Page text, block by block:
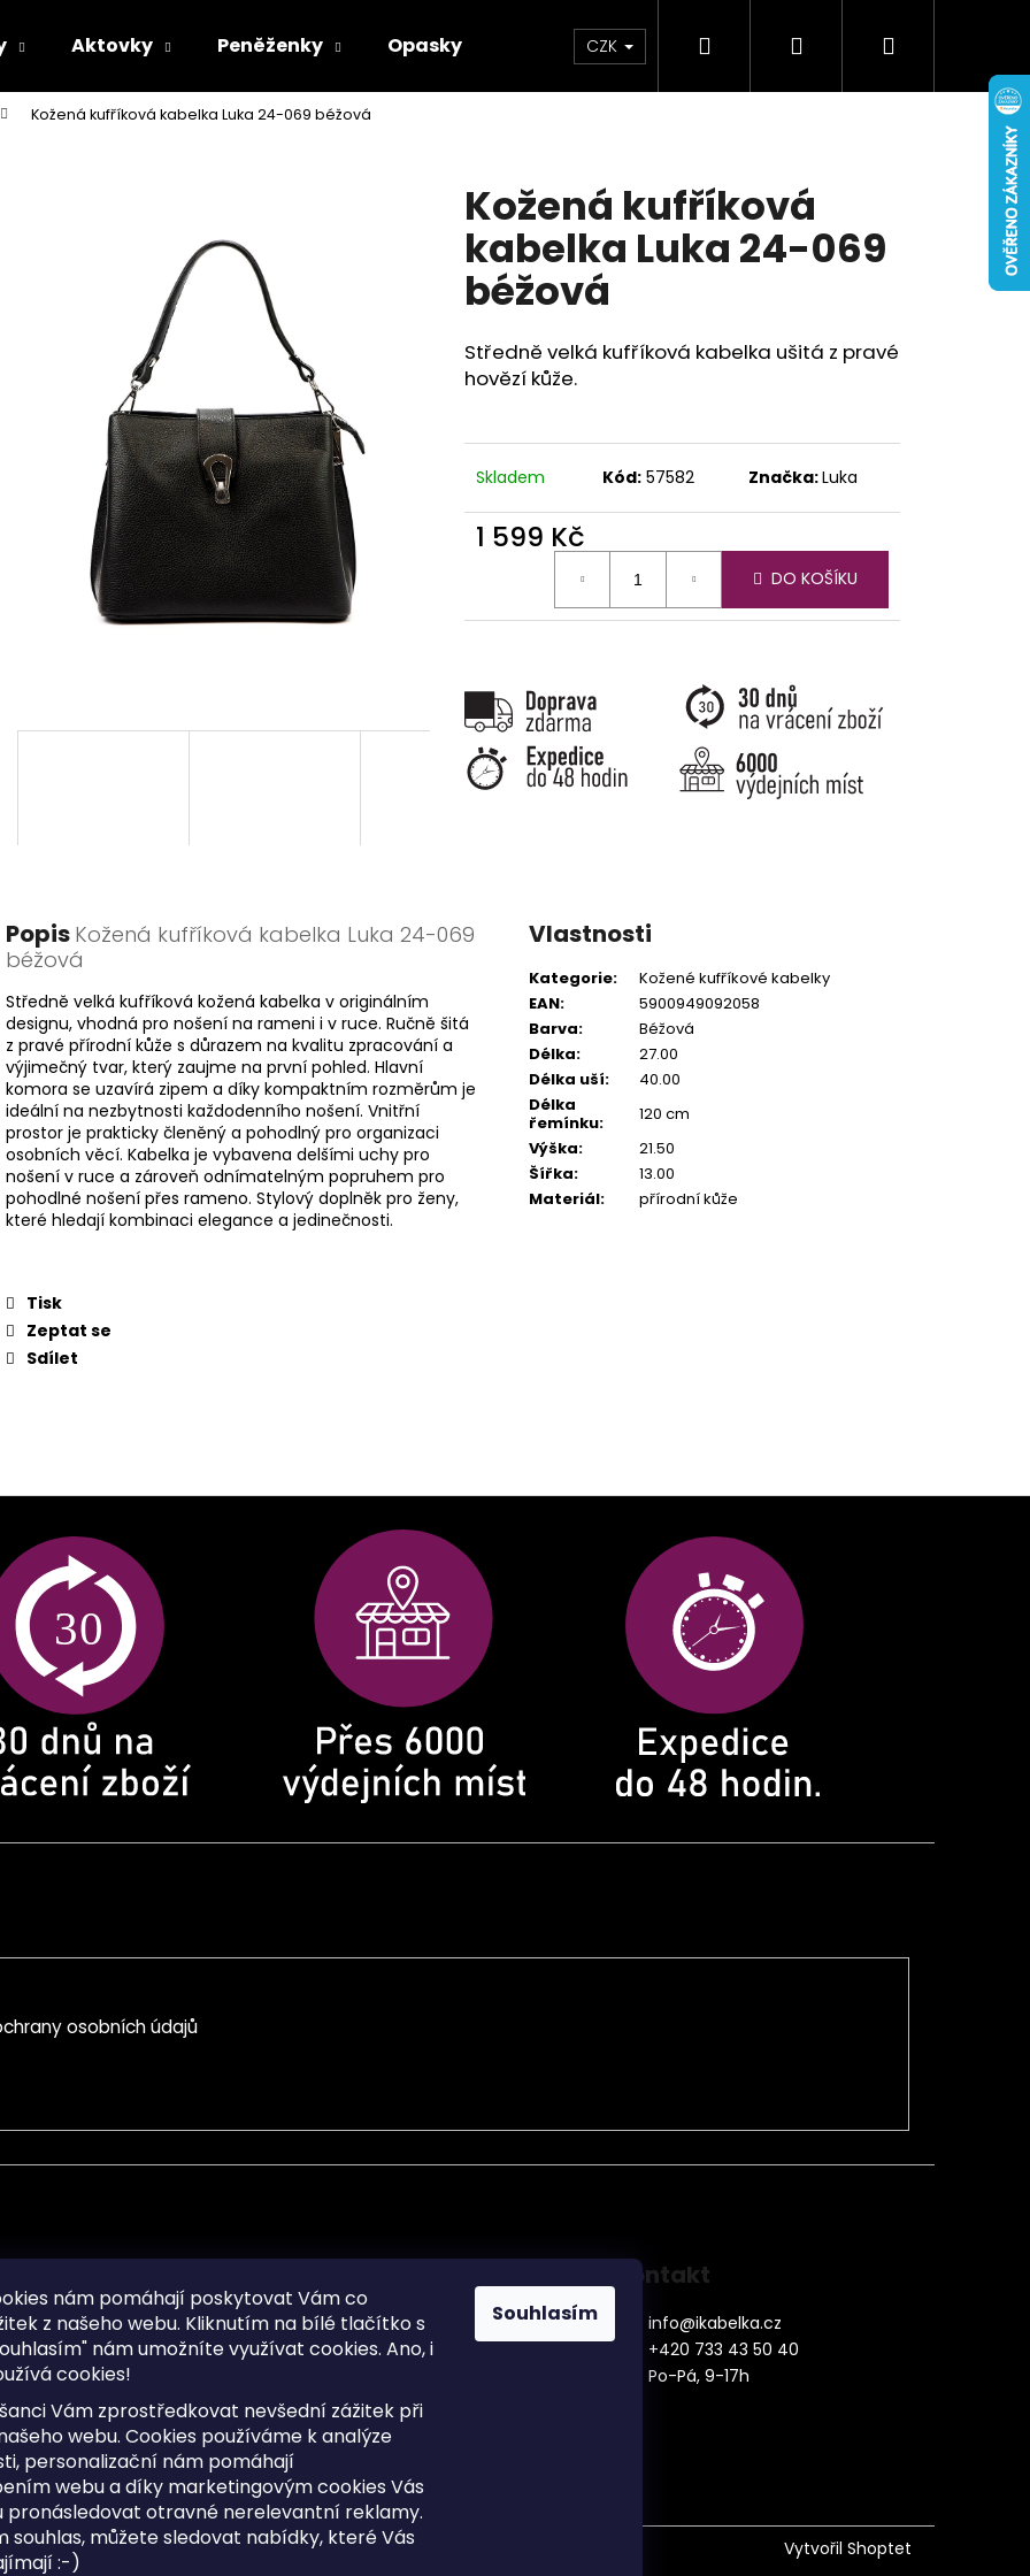
nám pomáhají poskytovat Vám co
z našeho webu. Kliknutím na bílé tlačítko s
nám umožníte využívat cookies. Ano, i
cookies!
Vám zprostředkovat nevšední zážitek při
webu. Cookies používáme k analýze
personalizační nám pomáhají
webu a díky marketingovým cookies Vás
pronásledovat otravné nerelevantní reklamy.
souhlas, můžete sledovat nabídky, které Vás
:-)
Souhlasím
Aktovky Peněženky Opasky Doplňky Novinky
CZK Hledat PřihlášeníNákupní
Kožená kufříková kabelka Luka 24-069 béžová
Kožená kufříková
kabelka Luka 24-069
béžová
Středně velká kufříková kabelka ušitá z pravé
hovězí kůže.
Skladem Kód: 57582 Značka:Luka
1 599 Kč
DO KOŠÍKU
Popis Kožená kufříková kabelka Luka 24-069
béžová
Středně velká kufříková kožená kabelka v originálním
designu, vhodná pro nošení na rameni i v ruce. Ručně šitá
z pravé přírodní kůže s důrazem na kvalitu zpracování a
výjimečný tvar, který zaujme na první pohled. Hlavní
komora se uzavírá zipem a díky kompaktním rozměrům je
ideální na nezbytnosti každodenního nošení. Vnitřní
prostor je prakticky členěný a pohodlný pro organizaci
osobních věcí. Kabelka je vybavena delšími uchy pro
nošení v ruce a zároveň odnímatelným popruhem pro
pohodlné nošení přes rameno. Stylový doplněk pro ženy,
které hledají kombinaci elegance a jedinečnosti.
Tisk
Zeptat se
Sdílet
Vlastnosti
Kategorie:
Kožené kufříkové kabelky
EAN:
5900949092058
Barva:
Béžová
Délka:
27.00
Délka uší:
40.00
Délka
řemínku:
120 cm
Výška:
21.50
Šířka:
13.00
Materiál: přírodní kůže
Co potřebujete najít?
Doporučujeme
osobních údajů
osobních údajů
dotazy
cookies
Sitemap
Doprava a Platba
Postup vrácení zboží ve 30 denní
lhůtě
Obchodní podmínky
Kontakt
info@ikabelka.cz
+420 733 43 50 40
Po-Pá, 9-17h
Vytvořil Shoptet
Upravit nastavení cookies